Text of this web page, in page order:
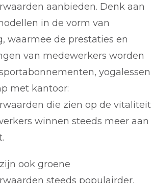
aanbieden. Denk aan
in de vorm van
waarmee de prestaties en
van medewerkers worden
yogalessen
met kantoor:
die zien op de vitaliteit
winnen steeds meer aan
ook groene
steeds populairder.